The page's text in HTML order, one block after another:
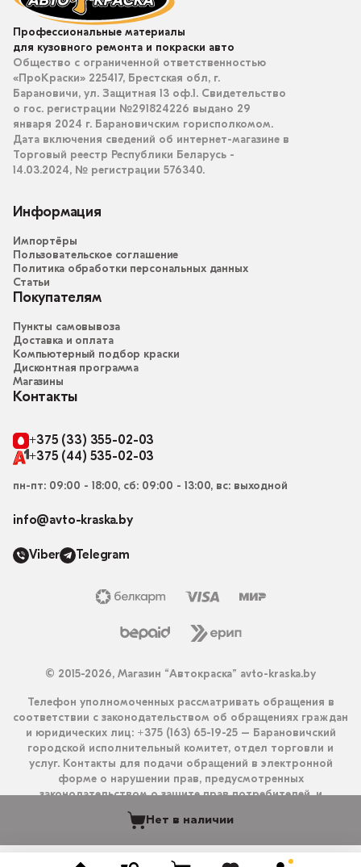
Нет в наличии
Профессиональные материалы
для кузовного ремонта и покраски авто
Общество с ограниченной ответственностью
«ПроКраски» 225417, Брестская обл, г.
Барановичи, ул. Защитная 13 оф.1. Свидетельство
о гос. регистрации №291824226 выдано 29
января 2024 г. Барановичским горисполкомом.
Дата включения сведений об интернет-магазине в
Торговый реестр Республики Беларусь -
14.03.2024, № регистрации 576340.
Информация
Импортёры
Пользовательское соглашение
Политика обработки персональных данных
Статьи
Покупателям
Пункты самовывоза
Доставка и оплата
Компьютерный подбор краски
Дисконтная программа
Магазины
Контакты
+375 (33) 355-02-03
+375 (44) 535-02-03
пн-пт: 09:00 - 18:00, сб: 09:00 - 13:00, вс: выходной
info@avto-kraska.by
Viber Telegram
© 2015-2026, Магазин “Автокраска” avto-kraska.by
Телефон уполномоченных рассматривать обращения в
соответствии с законодательством об обращениях граждан
и юридических лиц: +375 (163) 65-19-25 – Барановичский
городской исполнительный комитет, отдел торговли и
услуг. Контакты для подачи обращений в электронной
форме о нарушении прав, предусмотренных
законодательством о защите прав потребителей, и
получения ответа на них: info@avto-kraska.by и
+375333550203 (Viber, Telegram).